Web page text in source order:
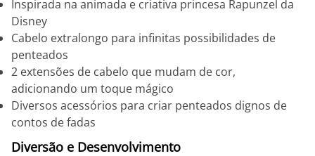
Inspirada na animada e criativa princesa Rapunzel da
Disney
Cabelo extralongo para infinitas possibilidades de
penteados
2 extensões de cabelo que mudam de cor,
adicionando um toque mágico
Diversos acessórios para criar penteados dignos de
contos de fadas
Diversão e Desenvolvimento